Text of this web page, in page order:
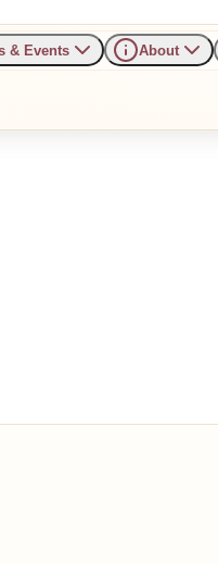
& Events About